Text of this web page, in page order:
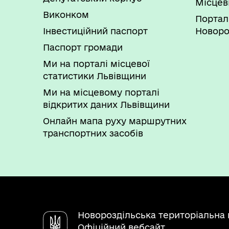
Рішення про визнання недійсним
Внесення відповідних змін до
Виконком
Інвестиційний паспорт
Паспорт громади
Ми на порталі місцевої
статистики Львівщини
Ми на місцевому порталі
відкритих даних Львівщини
Онлайн мапа руху маршрутних
транспортних засобів
Новороздільська